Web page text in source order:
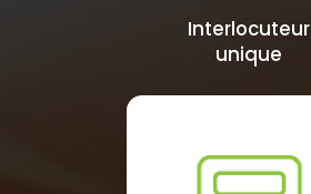
Interlocuteur
unique